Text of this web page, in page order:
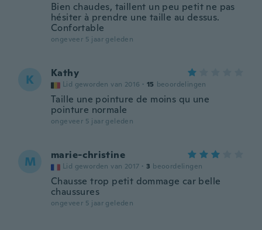
Bien chaudes, taillent un peu petit ne pas
hésiter à prendre une taille au dessus.
Confortable
ongeveer 5 jaar geleden
K Kathy
Lid geworden van 2016 · 15 beoordelingen
Taille une pointure de moins qu une
pointure normale
ongeveer 5 jaar geleden
M marie-christine
Lid geworden van 2017 · 3 beoordelingen
Chausse trop petit dommage car belle
chaussures
ongeveer 5 jaar geleden